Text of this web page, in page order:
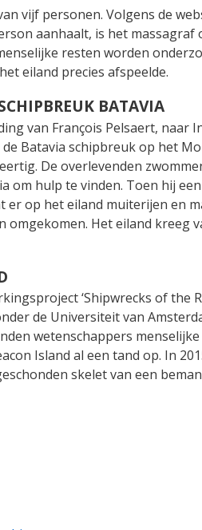
vijf personen. Volgens de
aanhaalt, is het
resten worden
eiland precies afspeelde.
BATAVIA
van François Pelsaert, naar
Batavia schipbreuk op het
De overlevenden
om hulp te vinden. Toen hij
op het eiland muiterijen en
Het eiland kreeg
‘Shipwrecks of the
de Universiteit van
wetenschappers
Island al een tand op. In
skelet van een